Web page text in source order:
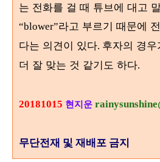
는 전화를 걸 때 튜브에 대고
“blower”라고 부르기 때문에
다는 의견이 있다. 후자의 경
더 잘 맞는 것 같기도 하다.
20181015 현지운
무단전재 및 재배포 금지